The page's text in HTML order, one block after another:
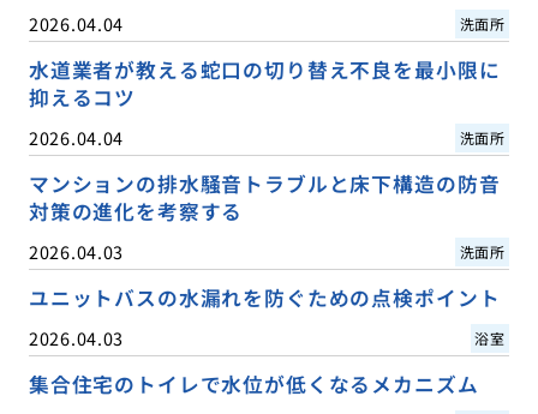
2026.04.04 洗面所
水道業者が教える蛇口の切り替え不良を最小限に
抑えるコツ
2026.04.04 洗面所
マンションの排水騒音トラブルと床下構造の防音
対策の進化を考察する
2026.04.03 洗面所
ユニットバスの水漏れを防ぐための点検ポイント
2026.04.03 浴室
集合住宅のトイレで水位が低くなるメカニズム